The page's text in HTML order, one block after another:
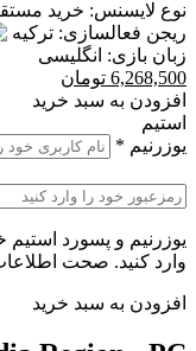
نوع لایسنس: خرید
ریجن فعالسازی: ترکیه
زبان بازی: انگلیسی
6,268,500 تومان
افزودن به سبد خرید
استیم
یوزرنیم *
یوزرنیم و پسورد
وارد کنید. صحت
افزودن به سبد خرید